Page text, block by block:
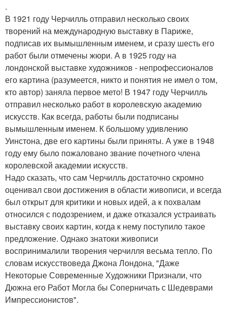
.
В 1921 году Черчилль отправил несколько своих
творений на международную выставку в Париже,
подписав их вымышленным именем, и сразу шесть его
работ были отмечены жюри. А в 1925 году на
лондонской выставке художников - непрофессионалов
его картина (разумеется, никто и понятия не имел о том,
кто автор) заняла первое мето! В 1947 году Черчилль
отправил несколько работ в королевскую академию
искусств. Как всегда, работы были подписаны
вымышленным именем. К большому удивлению
Уинстона, две его картины были приняты. А уже в 1948
году ему было пожаловано звание почетного члена
королевской академии искусств.
Надо сказать, что сам Черчилль достаточно скромно
оценивал свои достижения в области живописи, и всегда
был открыт для критики и новых идей, а к похвалам
относился с подозрением, и даже отказался устраивать
выставку своих картин, когда к нему поступило такое
предложение. Однако знатоки живописи
воспринималили творения черчилля весьма тепло. По
словам искусствоведа Джона Лондона, "Даже
Некоторые Современные Художники Признали, что
Дюжна его Работ Могла бы Соперничать с Шедеврами
Импрессионистов".